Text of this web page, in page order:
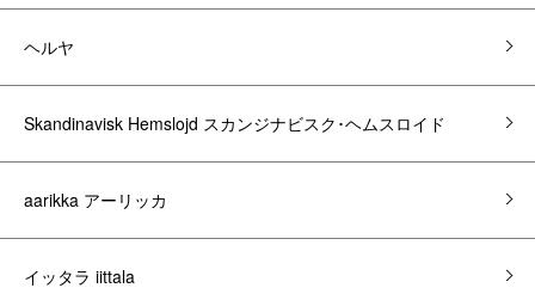
ヘルヤ
Skandinavisk Hemslojd スカンジナビスク･ヘムスロイド
aarikka アーリッカ
イッタラ iittala